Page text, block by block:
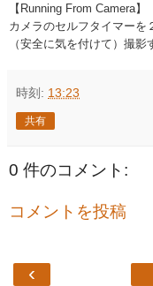
【Running From Camera】
カメラのセルフタイマーを
（安全に気を付けて）撮影
時刻: 13:23
共有
0 件のコメント:
コメントを投稿
‹